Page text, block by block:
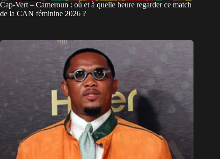
Cap-Vert – Cameroun : où et à quelle heure regarder ce match
de la CAN féminine 2026 ?